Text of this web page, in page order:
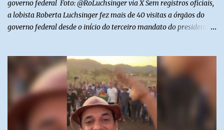
governo federal Foto: @RoLuchsinger via X Sem registros oficiais,
a lobista Roberta Luchsinger fez mais de 40 visitas a órgãos do
governo federal desde o início do terceiro mandato do presidente
públicos que participam dos encontros. Em duas oportunidades, a
lobista esteve no Palácio do Planalto e no gabinete do ministro do
Desenvolvimento Social, Wellington Dias, acompanhada do então
sócio de Lulinha. Os encontros não foram registrados nas agendas
oficiais. Fábio Luís é alvo de inquérito aberto nesta quinta-feira,
30, a pedido da PF, que apura se ele utilizou a influência do pai